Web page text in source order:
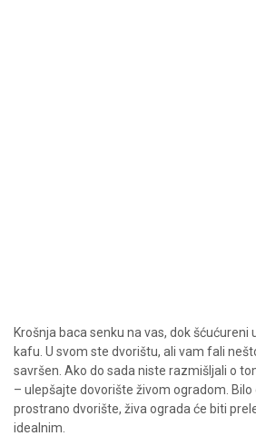
Krošnja baca senku na vas, dok šćućureni
kafu. U svom ste dvorištu, ali vam fali
savršen. Ako do sada niste razmišljali o
– ulepšajte dovorište živom ogradom.
prostrano dvorište, živa ograda će biti
idealnim.